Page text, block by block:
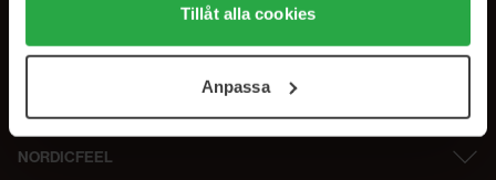
alla cookies, medan du under "Detaljer" kan anpassa
användningen av cookies. Du kan när som helst återkalla
samt vår Integritetspolicy.
Tillåt alla cookies
Anpassa
NORDICFEEL